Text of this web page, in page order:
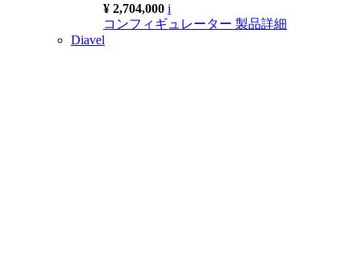
¥ 2,704,000 i
コンフィギュレーター 製品詳細
Diavel